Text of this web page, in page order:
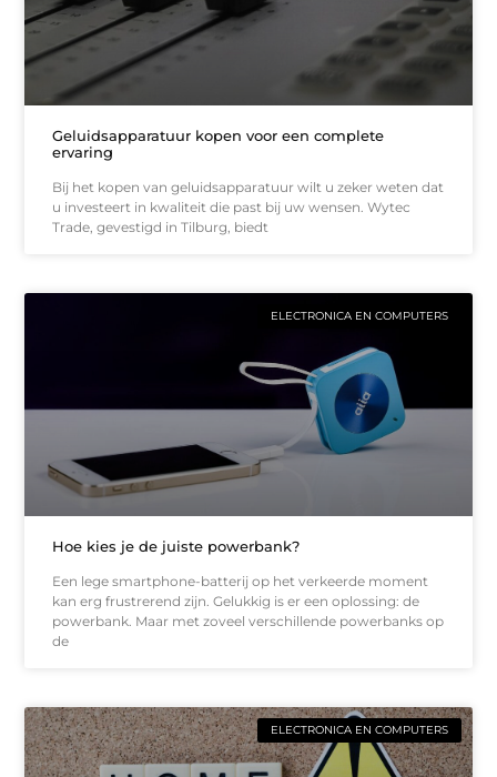
Geluidsapparatuur kopen voor een complete
ervaring
Bij het kopen van geluidsapparatuur wilt u zeker weten dat
u investeert in kwaliteit die past bij uw wensen. Wytec
Trade, gevestigd in Tilburg, biedt
ELECTRONICA EN COMPUTERS
Hoe kies je de juiste powerbank?
Een lege smartphone-batterij op het verkeerde moment
kan erg frustrerend zijn. Gelukkig is er een oplossing: de
powerbank. Maar met zoveel verschillende powerbanks op
de
ELECTRONICA EN COMPUTERS